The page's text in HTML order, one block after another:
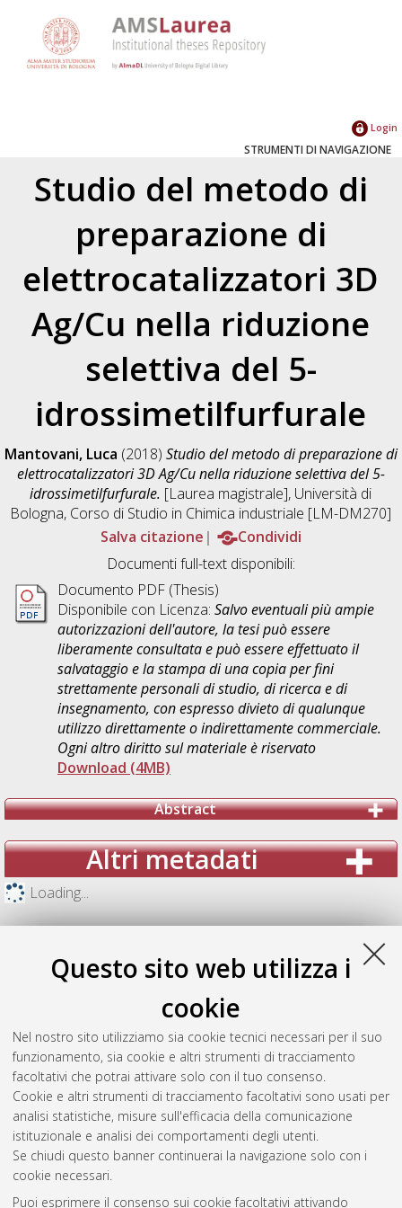
Questo sito web utilizza i
cookie
Nel nostro sito utilizziamo sia cookie tecnici necessari per il suo
funzionamento, sia cookie e altri strumenti di tracciamento
facoltativi che potrai attivare solo con il tuo consenso.
Cookie e altri strumenti di tracciamento facoltativi sono usati per
analisi statistiche, misure sull'efficacia della comunicazione
istituzionale e analisi dei comportamenti degli utenti.
Se chiudi questo banner continuerai la navigazione solo con i
cookie necessari.
Puoi esprimere il consenso sui cookie facoltativi attivando
Login
STRUMENTI DI NAVIGAZIONE
Studio del metodo di
preparazione di
elettrocatalizzatori 3D
Ag/Cu nella riduzione
selettiva del 5-
idrossimetilfurfurale
Mantovani, Luca (2018) Studio del metodo di preparazione di
elettrocatalizzatori 3D Ag/Cu nella riduzione selettiva del 5-
idrossimetilfurfurale. [Laurea magistrale], Università di
Bologna, Corso di Studio in Chimica industriale [LM-DM270]
Salva citazione
Condividi
Documenti full-text disponibili:
Documento PDF (Thesis)
Disponibile con Licenza: Salvo eventuali più ampie
autorizzazioni dell'autore, la tesi può essere
liberamente consultata e può essere effettuato il
salvataggio e la stampa di una copia per fini
strettamente personali di studio, di ricerca e di
insegnamento, con espresso divieto di qualunque
utilizzo direttamente o indirettamente commerciale.
Ogni altro diritto sul materiale è riservato
Download (4MB)
Abstract
Altri metadati
Loading...
Gestione del documento:
Atom